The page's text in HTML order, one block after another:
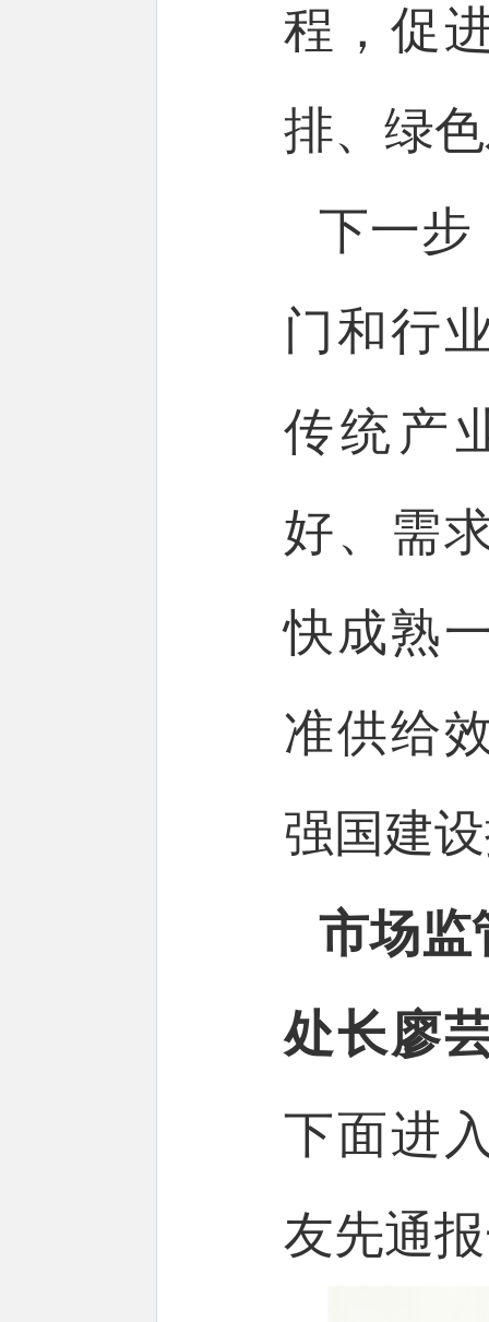
程，促
排、绿
下一步
门和行
传统产
好、需
快成熟
准供给
强国建
市场监
处长廖
下面进
友先通